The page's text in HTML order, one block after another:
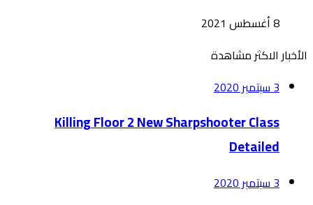
8 أغسطس 2021
الأخبار الاكثر مشاهدة
3 سبتمبر 2020
Killing Floor 2 New Sharpshooter Class
Detailed
3 سبتمبر 2020